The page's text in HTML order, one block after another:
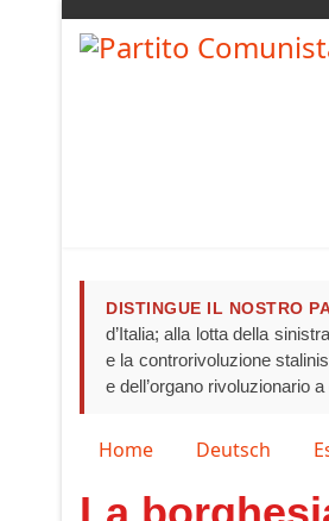
DISTINGUE IL NOSTRO
d’Italia; alla lotta della
e la controrivoluzione
e dell’organo rivoluzionario
Seleziona la tua lingua
Home Deutsch